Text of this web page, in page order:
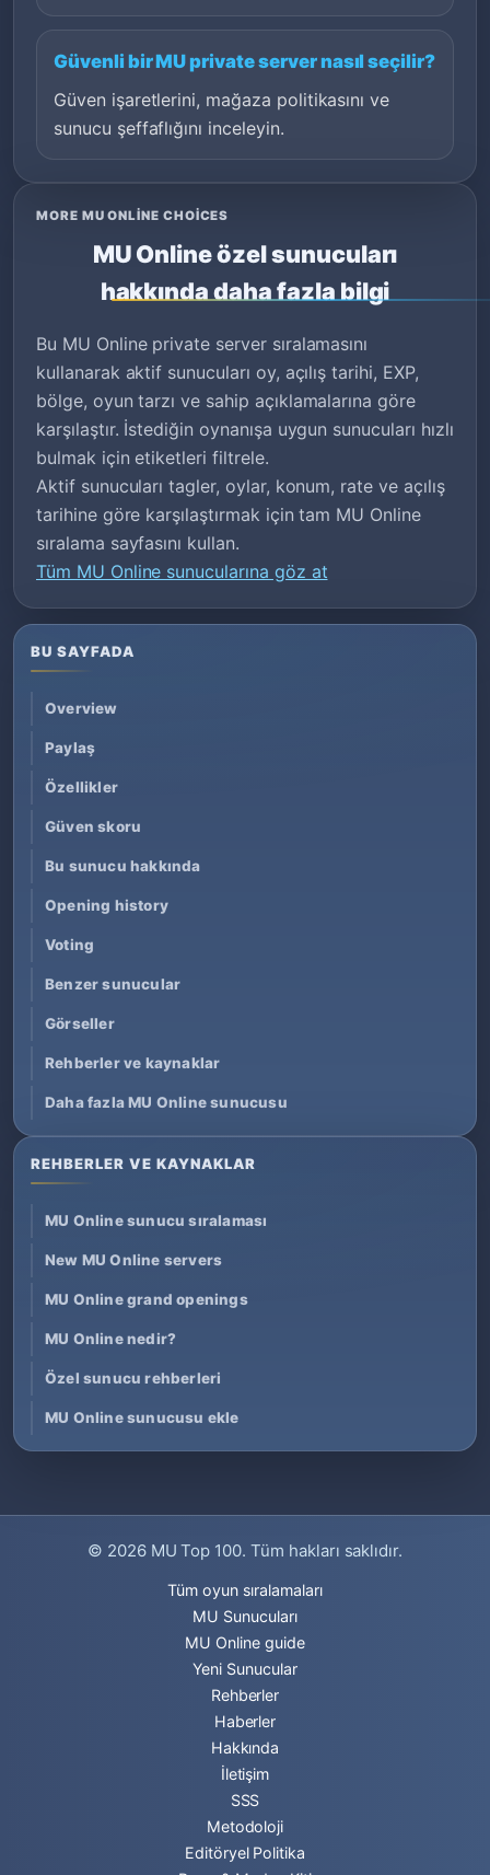
Güvenli bir MU private server nasıl seçilir?
Güven işaretlerini, mağaza politikasını ve
sunucu şeffaflığını inceleyin.
MORE MU ONLINE CHOICES
MU Online özel sunucuları
hakkında daha fazla bilgi
Bu MU Online private server sıralamasını
kullanarak aktif sunucuları oy, açılış tarihi, EXP,
bölge, oyun tarzı ve sahip açıklamalarına göre
karşılaştır. İstediğin oynanışa uygun sunucuları hızlı
bulmak için etiketleri filtrele.
Aktif sunucuları tagler, oylar, konum, rate ve açılış
tarihine göre karşılaştırmak için tam MU Online
sıralama sayfasını kullan.
Tüm MU Online sunucularına göz at
BU SAYFADA
Overview
Paylaş
Özellikler
Güven skoru
Bu sunucu hakkında
Opening history
Voting
Benzer sunucular
Görseller
Rehberler ve kaynaklar
Daha fazla MU Online sunucusu
REHBERLER VE KAYNAKLAR
MU Online sunucu sıralaması
New MU Online servers
MU Online grand openings
MU Online nedir?
Özel sunucu rehberleri
MU Online sunucusu ekle
© 2026 MU Top 100. Tüm hakları saklıdır.
Tüm oyun sıralamaları
MU Sunucuları
MU Online guide
Yeni Sunucular
Rehberler
Haberler
Hakkında
İletişim
SSS
Metodoloji
Editöryel Politika